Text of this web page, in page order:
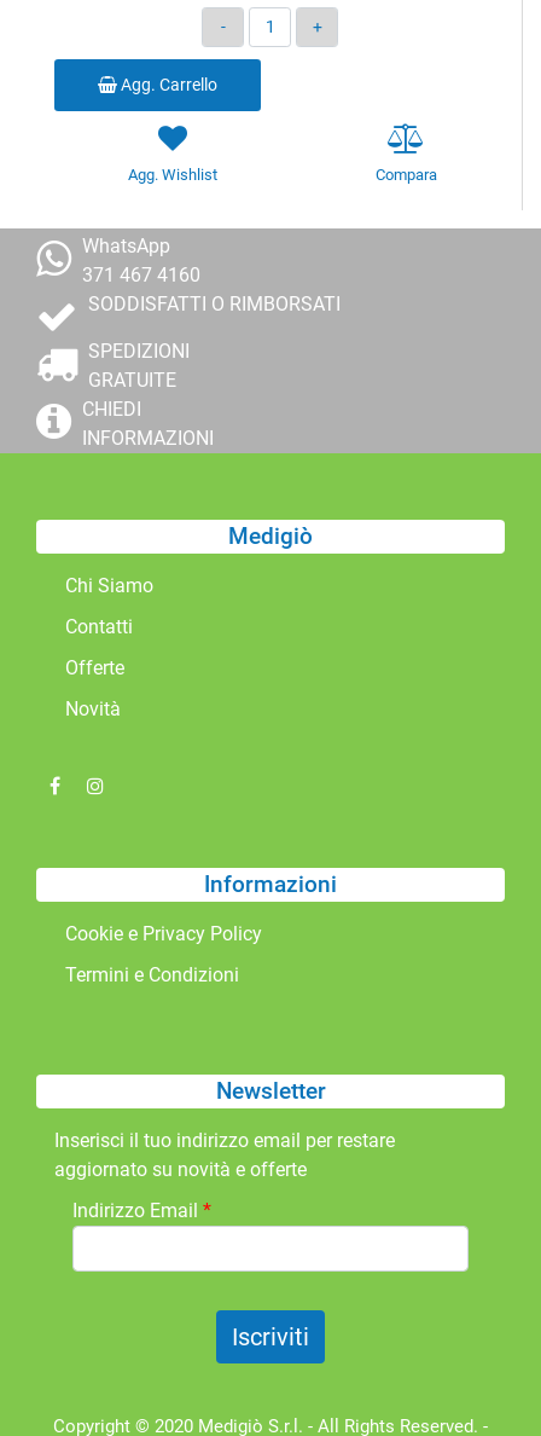
Quantità
Agg. Carrello
Agg. Wishlist Compara
WhatsApp
371 467 4160
SODDISFATTI O RIMBORSATI
SPEDIZIONI
GRATUITE
CHIEDI
INFORMAZIONI
Medigiò
Chi Siamo
Contatti
Offerte
Novità
Informazioni
Cookie e Privacy Policy
Termini e Condizioni
Newsletter
Inserisci il tuo indirizzo email per restare
aggiornato su novità e offerte
Indirizzo Email *
Copyright © 2020 Medigiò S.r.l. - All Rights Reserved. -